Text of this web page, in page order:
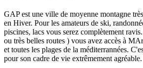
GAP est une ville de moyenne montagne
en Hiver. Pour les amateurs de ski,
piscines, lacs vous serez complètement
ou très belles routes ) vous avez accès à
et toutes les plages de la méditerrannées.
pour son cadre de vie extrêmement agréable.